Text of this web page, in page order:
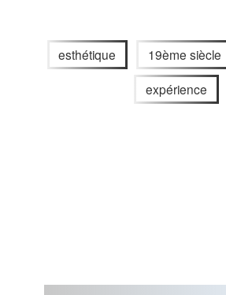
esthétique 19ème siècle
expérience